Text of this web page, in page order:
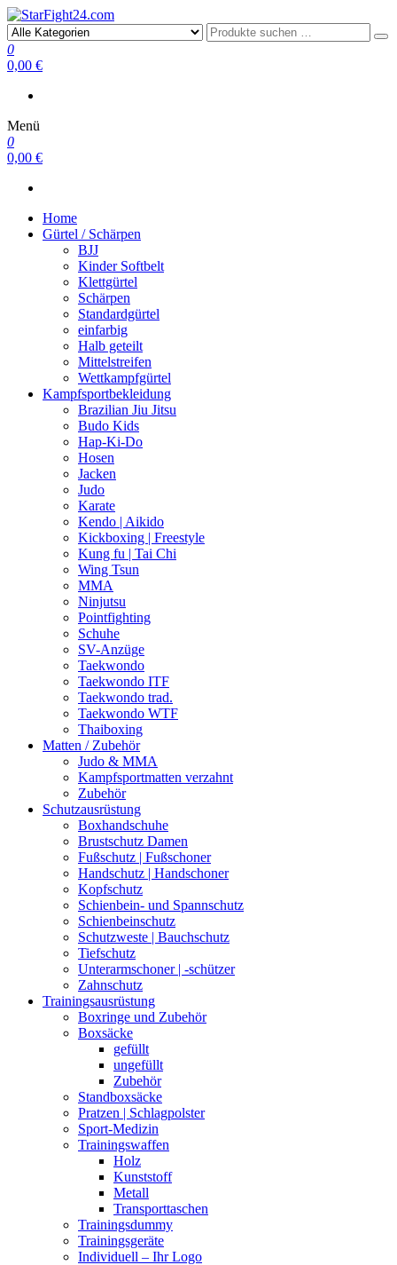
StarFight24.com
Kampfsportartikel
0
0,00 €
Menü
0
0,00 €
Home
Gürtel / Schärpen
BJJ
Kinder Softbelt
Klettgürtel
Schärpen
Standardgürtel
einfarbig
Halb geteilt
Mittelstreifen
Wettkampfgürtel
Kampfsportbekleidung
Brazilian Jiu Jitsu
Budo Kids
Hap-Ki-Do
Hosen
Jacken
Judo
Karate
Kendo | Aikido
Kickboxing | Freestyle
Kung fu | Tai Chi
Wing Tsun
MMA
Ninjutsu
Pointfighting
Schuhe
SV-Anzüge
Taekwondo
Taekwondo ITF
Taekwondo trad.
Taekwondo WTF
Thaiboxing
Matten / Zubehör
Judo & MMA
Kampfsportmatten verzahnt
Zubehör
Schutzausrüstung
Boxhandschuhe
Brustschutz Damen
Fußschutz | Fußschoner
Handschutz | Handschoner
Kopfschutz
Schienbein- und Spannschutz
Schienbeinschutz
Schutzweste | Bauchschutz
Tiefschutz
Unterarmschoner | -schützer
Zahnschutz
Trainingsausrüstung
Boxringe und Zubehör
Boxsäcke
gefüllt
ungefüllt
Zubehör
Standboxsäcke
Pratzen | Schlagpolster
Sport-Medizin
Trainingswaffen
Holz
Kunststoff
Metall
Transporttaschen
Trainingsdummy
Trainingsgeräte
Individuell – Ihr Logo